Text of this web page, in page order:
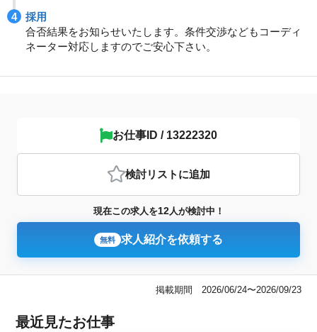
採用
合否結果をお知らせいたします。条件交渉などもコーディ
ネーター対応しますのでご安心下さい。
お仕事ID / 13222320
検討リスト に追加
現在この求人を12人が検討中！
無料 求人紹介を依頼する
掲載期間 2026/06/24〜2026/09/23
最近見たお仕事